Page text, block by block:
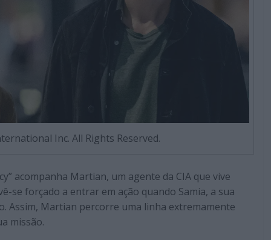
Inc. All Rights Reserved.
acompanha Martian, um agente da CIA que vive
se forçado a entrar em ação quando Samia, a sua
Assim, Martian percorre uma linha extremamente
missão.